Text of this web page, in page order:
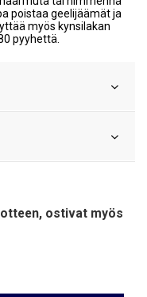
poistaa geelijäämät ja
myös kynsilakan
pyyhettä.
ostivat myös